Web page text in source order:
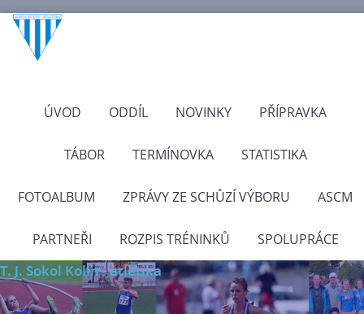
ÚVOD ODDÍL NOVINKY PŘÍPRAVKA
TÁBOR TERMÍNOVKA STATISTIKA
FOTOALBUM ZPRÁVY ZE SCHŮZÍ VÝBORU ASCM
PARTNEŘI ROZPIS TRÉNINKŮ SPOLUPRÁCE
T. J. Sokol Kolín - atletika